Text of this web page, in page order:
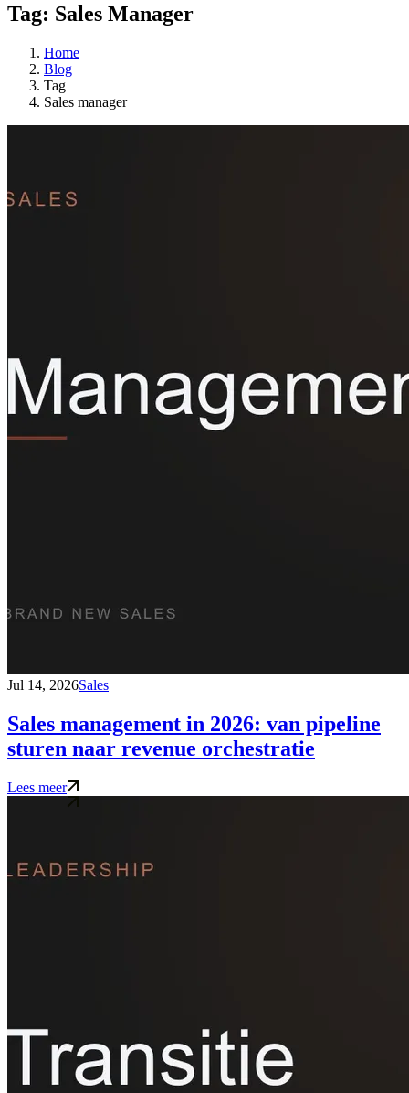
Tag: Sales Manager
Home
Blog
Tag
Sales manager
Jul 14, 2026Sales
Sales management in 2026: van pipeline
sturen naar revenue orchestratie
Lees meer